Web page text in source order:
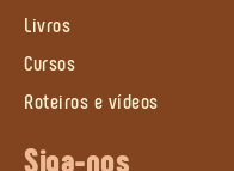
Livros
Cursos
Roteiros e vídeos
Siga-nos